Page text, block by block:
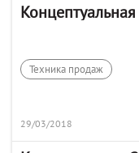
Техника продаж
29/03/2018